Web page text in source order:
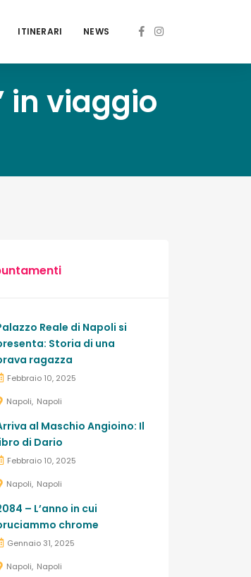
ITINERARI NEWS
in viaggio
Reale di Napoli si
Storia di una
ragazza
Febbraio 10, 2025
Napoli Napoli
al Maschio Angioino: Il
di Dario
Febbraio 10, 2025
Napoli Napoli
– L’anno in cui
chrome
Gennaio 31, 2025
Napoli Napoli